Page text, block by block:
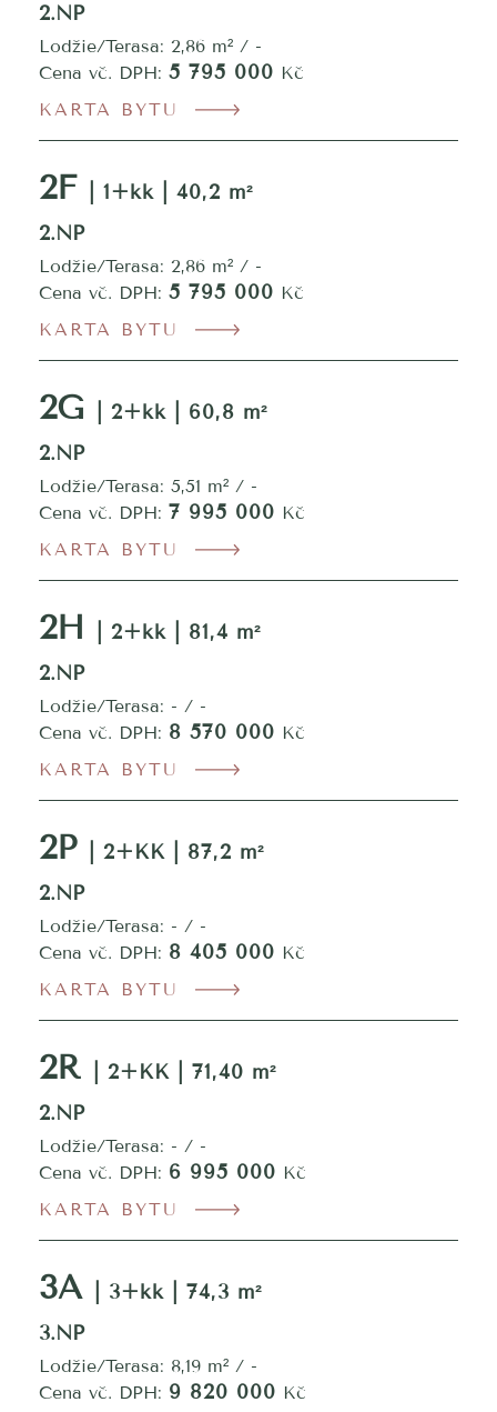
2.NP
Lodžie/Terasa: 2,86 m² / -
Cena vč. DPH: 5 795 000 Kč
KARTA BYTU
2F
| 1+kk | 40,2 m²
2.NP
Lodžie/Terasa: 2,86 m² / -
Cena vč. DPH: 5 795 000 Kč
KARTA BYTU
2G
| 2+kk | 60,8 m²
2.NP
Lodžie/Terasa: 5,51 m² / -
Cena vč. DPH: 7 995 000 Kč
KARTA BYTU
2H
| 2+kk | 81,4 m²
2.NP
Lodžie/Terasa: - / -
Cena vč. DPH: 8 570 000 Kč
KARTA BYTU
2P
| 2+KK | 87,2 m²
2.NP
Lodžie/Terasa: - / -
Cena vč. DPH: 8 405 000 Kč
KARTA BYTU
2R
| 2+KK | 71,40 m²
2.NP
Lodžie/Terasa: - / -
Cena vč. DPH: 6 995 000 Kč
KARTA BYTU
3A
| 3+kk | 74,3 m²
3.NP
Lodžie/Terasa: 8,19 m² / -
Cena vč. DPH: 9 820 000 Kč